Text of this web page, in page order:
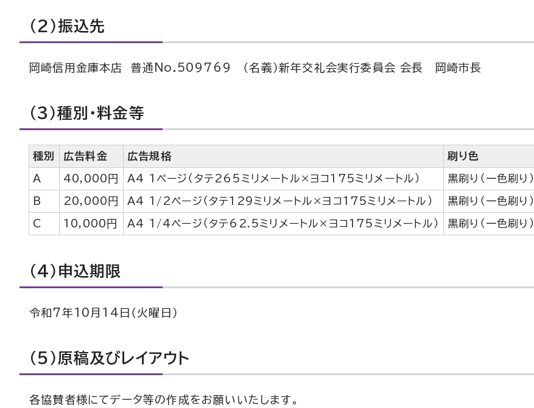
（2）振込先
岡崎信用金庫本店 普通No.509769 （名義）新年交礼会実行委員会 会長 岡崎市長
（3）種別・料金等
種別 広告料金 広告規格 刷り色
A 40,000円 A4 1ページ（タテ265ミリメートル×ヨコ175ミリメートル） 黒刷り（一色刷り）
B 20,000円 A4 1/2ページ（タテ129ミリメートル×ヨコ175ミリメートル） 黒刷り（一色刷り）
C 10,000円 A4 1/4ページ（タテ62.5ミリメートル×ヨコ175ミリメートル） 黒刷り（一色刷り）
（4）申込期限
令和7年10月14日（火曜日）
（5）原稿及びレイアウト
各協賛者様にてデータ等の作成をお願いいたします。